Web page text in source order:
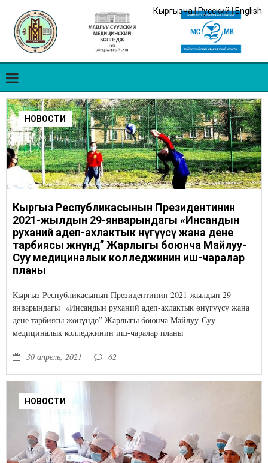
Кыргызча|Русский|English
НОВОСТИ
Кыргыз Республикасынын Президентинин
2021-жылдын 29-январындагы «Инсандын
руханий адеп-ахлактык өнүгүүсү жана дене
тарбиясы жөнүндө” Жарлыгы боюнча Майлуу-
Суу медициналык колледжинин иш-чаралар
планы
Кыргыз Республикасынын Президентинин 2021-жылдын 29-
январындагы «Инсандын руханий адеп-ахлактык өнүгүүсү жана
дене тарбиясы жөнүндө” Жарлыгы боюнча Майлуу-Суу
медициналык колледжинин иш-чаралар планы
30 апрель, 2021 62
НОВОСТИ